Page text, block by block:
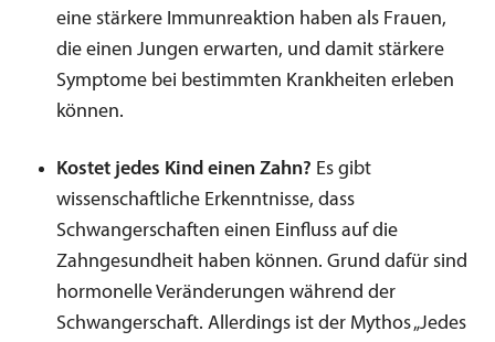
eine stärkere Immunreaktion haben als Frauen,
die einen Jungen erwarten, und damit stärkere
Symptome bei bestimmten Krankheiten erleben
können.
Kostet jedes Kind einen Zahn? Es gibt
wissenschaftliche Erkenntnisse, dass
Schwangerschaften einen Einfluss auf die
Zahngesundheit haben können. Grund dafür sind
hormonelle Veränderungen während der
Schwangerschaft. Allerdings ist der Mythos „Jedes